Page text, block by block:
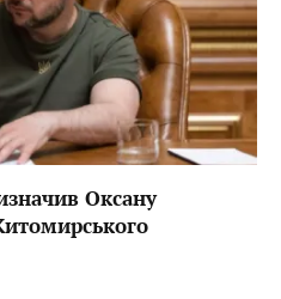
Оксану